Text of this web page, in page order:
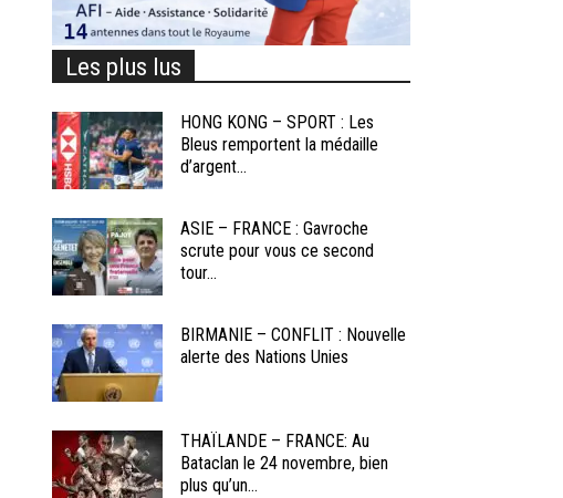
Les plus lus
HONG KONG – SPORT : Les
Bleus remportent la médaille
d’argent...
ASIE – FRANCE : Gavroche
scrute pour vous ce second
tour...
BIRMANIE – CONFLIT : Nouvelle
alerte des Nations Unies
THAÏLANDE – FRANCE: Au
Bataclan le 24 novembre, bien
plus qu’un...